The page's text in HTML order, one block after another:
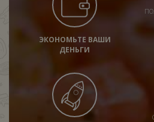
ЭКОНОМЬТЕ ВАШИ
ДЕНЬГИ